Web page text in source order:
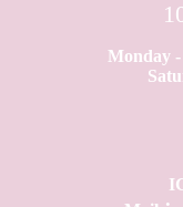
Monday